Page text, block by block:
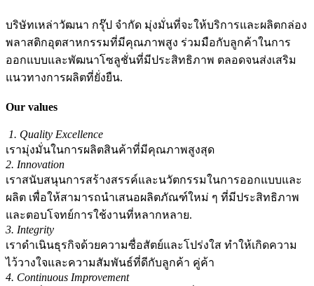
บริษัทเหล่าวัฒนา กรุ๊ป จำกัด มุ่งมั่นที่จะให้บริการและผลิตกล่อง
พลาสติกอุตสาหกรรมที่มีคุณภาพสูง ร่วมมือกับลูกค้าในการ
ออกแบบและพัฒนาโซลูชั่นที่มีประสิทธิภาพ ตลอดจนส่งเสริม
แนวทางการผลิตที่ยั่งยืน.
Our values
1. Quality Excellence
เรามุ่งมั่นในการผลิตสินค้าที่มีคุณภาพสูงสุด
2. Innovation
เราสนับสนุนการสร้างสรรค์และนวัตกรรมในการออกแบบและ
ผลิต เพื่อให้สามารถนำเสนอผลิตภัณฑ์ใหม่ ๆ ที่มีประสิทธิภาพ
และตอบโจทย์การใช้งานที่หลากหลาย.
3. Integrity
เราดำเนินธุรกิจด้วยความซื่อสัตย์และโปร่งใส ทำให้เกิดความ
ไว้วางใจและความสัมพันธ์ที่ดีกับลูกค้า คู่ค้า
4. Continuous Improvement